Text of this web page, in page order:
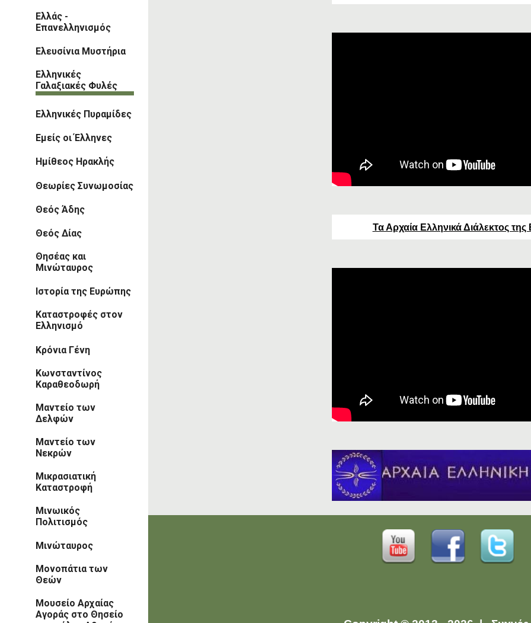
Ελλάς -
Επανελληνισμός
Ελευσίνια Μυστήρια
Ελληνικές
Γαλαξιακές Φυλές
Ελληνικές Πυραμίδες
Εμείς οι Έλληνες
Ημίθεος Ηρακλής
Θεωρίες Συνωμοσίας
Θεός Άδης
Θεός Δίας
Θησέας και
Μινώταυρος
Ιστορία της Ευρώπης
Καταστροφές στον
Ελληνισμό
Κρόνια Γένη
Κωνσταντίνος
Καραθεοδωρή
Μαντείο των
Δελφών
Μαντείο των
Νεκρών
Μικρασιατική
Καταστροφή
Μινωικός
Πολιτισμός
Μινώταυρος
Μονοπάτια των
Θεών
Μουσείο Αρχαίας
Αγοράς στο Θησείο
Τα Αρχαία Ελληνικά Διάλεκτος